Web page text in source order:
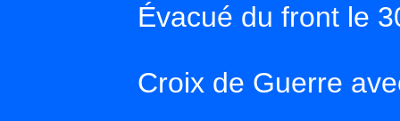
Évacué du front le
Croix de Guerre